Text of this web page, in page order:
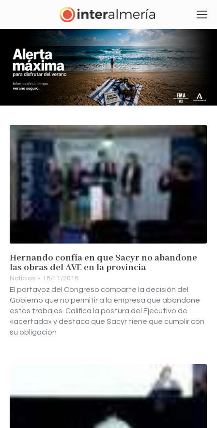
Hernando confía en que Sacyr no abandone
las obras del AVE en la provincia
Noticias 18/11/2016
El portavoz del Congreso comparte la decisión del
Gobierno que no permitir a la empresa que abandone
estos trabajos. Califica la postura del Ejecutivo de
«acertada» y destaca que Sacyr tiene que cumplir con
su obligación